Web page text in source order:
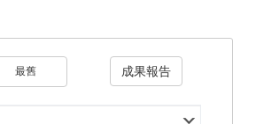
最舊 成果報告